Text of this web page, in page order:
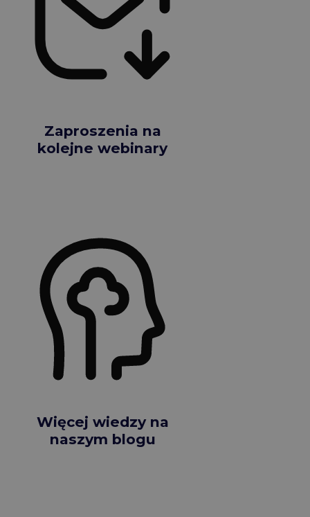
Zaproszenia na
kolejne webinary
Więcej wiedzy na
naszym blogu